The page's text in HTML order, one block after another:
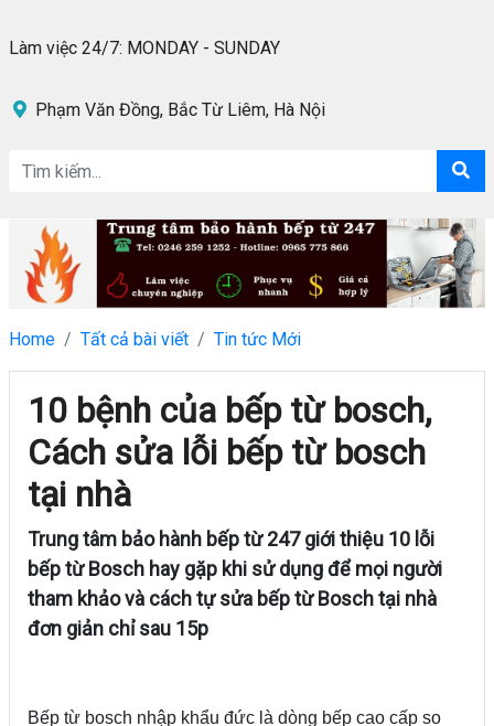
Làm việc 24/7: MONDAY - SUNDAY
Phạm Văn Đồng, Bắc Từ Liêm, Hà Nội
Home Tất cả bài viết Tin tức Mới
10 bệnh của bếp từ bosch,
Cách sửa lỗi bếp từ bosch
tại nhà
Trung tâm bảo hành bếp từ 247 giới thiệu 10 lỗi
bếp từ Bosch hay gặp khi sử dụng để mọi người
tham khảo và cách tự sửa bếp từ Bosch tại nhà
đơn giản chỉ sau 15p
Bếp từ bosch nhập khẩu đức là dòng bếp cao cấp so